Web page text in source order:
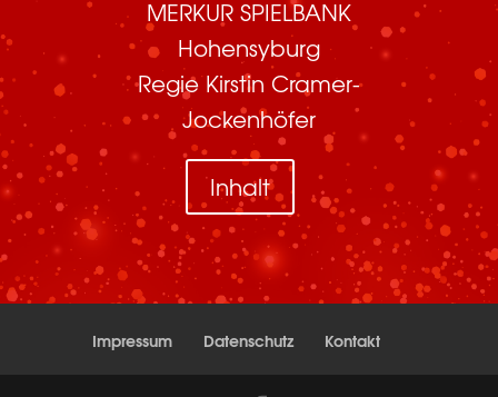
MERKUR SPIELBANK
Hohensyburg
Regie Kirstin Cramer-
Jockenhöfer
Inhalt
Impressum Datenschutz Kontakt